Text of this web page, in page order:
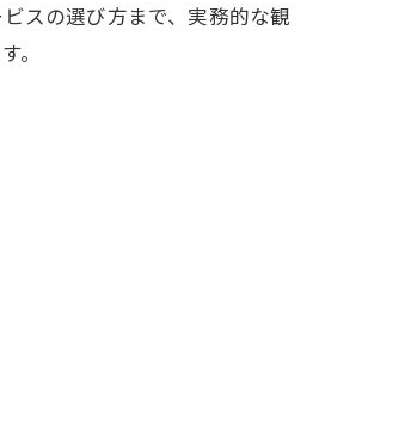
スの選び方まで、実務的な観
。